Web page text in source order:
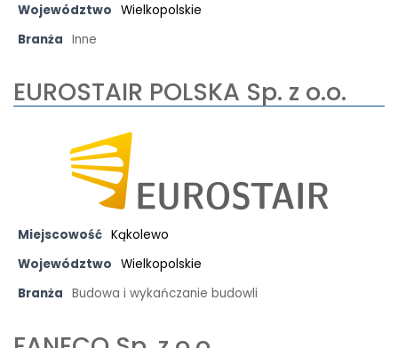
Województwo Wielkopolskie
Branża Inne
EUROSTAIR POLSKA Sp. z o.o.
Miejscowość Kąkolewo
Województwo Wielkopolskie
Branża Budowa i wykańczanie budowli